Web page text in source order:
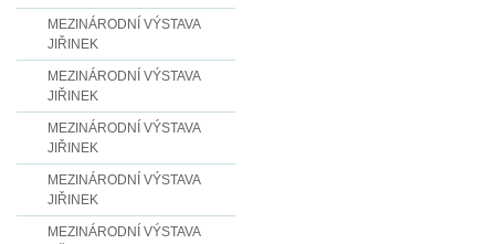
MEZINÁRODNÍ VÝSTAVA
JIŘINEK
MEZINÁRODNÍ VÝSTAVA
JIŘINEK
MEZINÁRODNÍ VÝSTAVA
JIŘINEK
MEZINÁRODNÍ VÝSTAVA
JIŘINEK
MEZINÁRODNÍ VÝSTAVA